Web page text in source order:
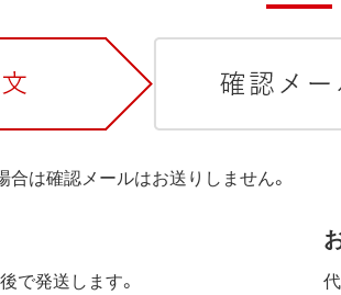
は確認メールはお送りしません。
で発送します。